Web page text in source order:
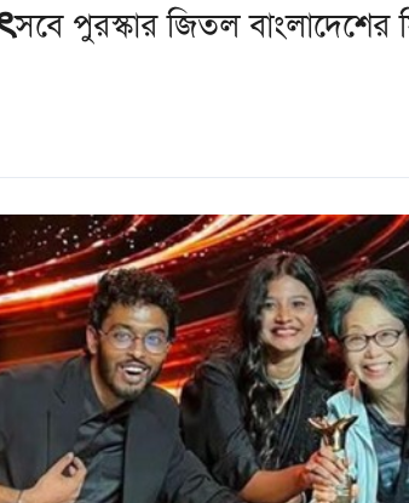
পুরস্কার জিতল বাংলাদেশের